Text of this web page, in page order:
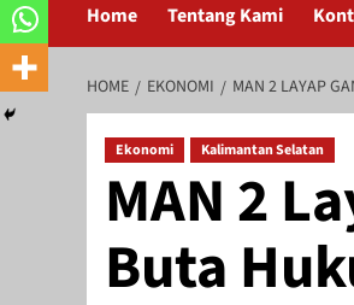
Home Tentang Kami
HOME EKONOMI MAN 2 LAYAP
Ekonomi Kalimantan Selatan
MAN 2
Buta